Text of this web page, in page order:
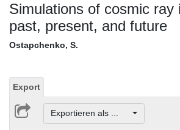
Simulations of cosmic ray
past, present, and future
Ostapchenko, S.
Export
Exportieren als ...